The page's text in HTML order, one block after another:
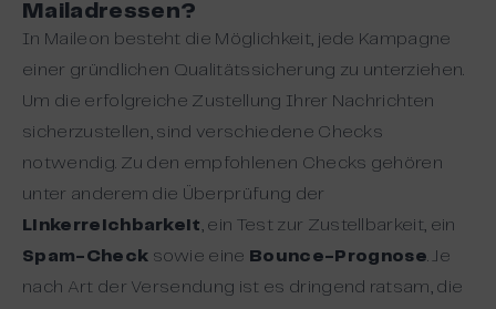
Mailadressen?
In Maileon besteht die Möglichkeit, jede Kampagne
einer gründlichen Qualitätssicherung zu unterziehen.
Um die erfolgreiche Zustellung Ihrer Nachrichten
sicherzustellen, sind verschiedene Checks
notwendig. Zu den empfohlenen Checks gehören
unter anderem die Überprüfung der
Linkerreichbarkeit, ein Test zur Zustellbarkeit, ein
Spam-Check sowie eine Bounce-Prognose. Je
nach Art der Versendung ist es dringend ratsam, die